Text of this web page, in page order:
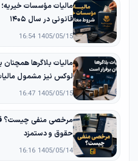
مالیات مؤسسات خیریه؛
قانونی در سال ۱۴۰۵
1405/05/15 16:54
مالیات بلاگرها
لوکس نیز مشمول
1405/05/15 16:47
مرخصی منفی چیست؟
حقوق و دستمزد
1405/05/14 16:16